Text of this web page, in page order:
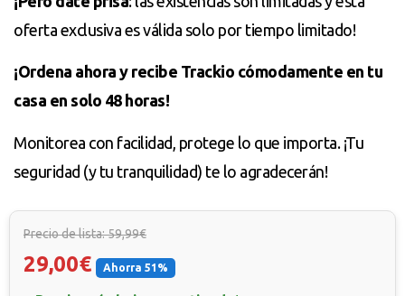
oferta exclusiva es válida solo por tiempo limitado!
¡Ordena ahora y recibe Trackio cómodamente en tu
casa en solo 48 horas!
Monitorea con facilidad, protege lo que importa. ¡Tu
seguridad (y tu tranquilidad) te lo agradecerán!
Precio de lista: 59,99€
29,00€ Ahorra 51%